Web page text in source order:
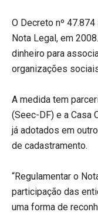
O Decreto nº
Nota Legal, em
dinheiro para
organizações
A medida tem
(Seec-DF) e a Casa
já adotados em
de cadastramento.
“Regulamentar o
participação das
uma forma de